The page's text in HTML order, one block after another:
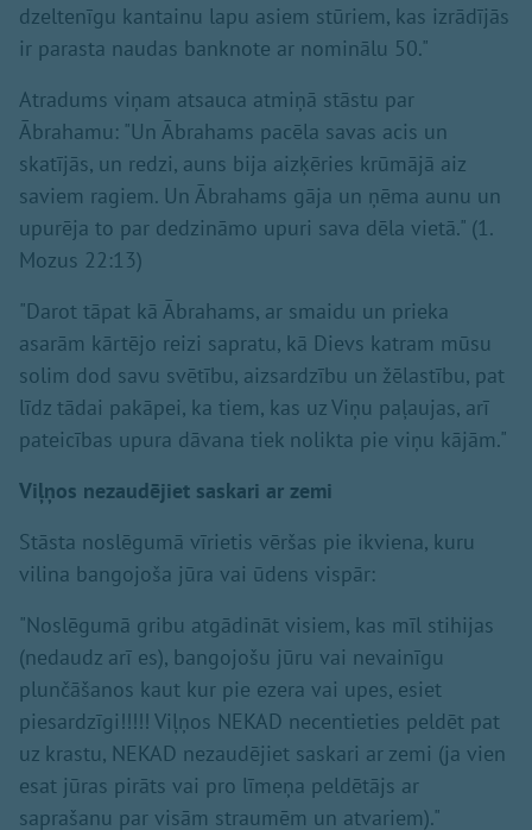
dzeltenīgu kantainu lapu asiem stūriem, kas izrādījās
ir parasta naudas banknote ar nominālu 50."
Atradums viņam atsauca atmiņā stāstu par
Ābrahamu: "Un Ābrahams pacēla savas acis un
skatījās, un redzi, auns bija aizķēries krūmājā aiz
saviem ragiem. Un Ābrahams gāja un ņēma aunu un
upurēja to par dedzināmo upuri sava dēla vietā." (1.
Mozus 22:13)
"Darot tāpat kā Ābrahams, ar smaidu un prieka
asarām kārtējo reizi sapratu, kā Dievs katram mūsu
solim dod savu svētību, aizsardzību un žēlastību, pat
līdz tādai pakāpei, ka tiem, kas uz Viņu paļaujas, arī
pateicības upura dāvana tiek nolikta pie viņu kājām."
Viļņos nezaudējiet saskari ar zemi
Stāsta noslēgumā vīrietis vēršas pie ikviena, kuru
vilina bangojoša jūra vai ūdens vispār:
"Noslēgumā gribu atgādināt visiem, kas mīl stihijas
(nedaudz arī es), bangojošu jūru vai nevainīgu
plunčāšanos kaut kur pie ezera vai upes, esiet
piesardzīgi!!!!! Viļņos NEKAD necentieties peldēt pat
uz krastu, NEKAD nezaudējiet saskari ar zemi (ja vien
esat jūras pirāts vai pro līmeņa peldētājs ar
saprašanu par visām straumēm un atvariem)."